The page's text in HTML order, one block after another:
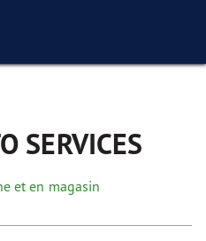
SERVICES
et en magasin